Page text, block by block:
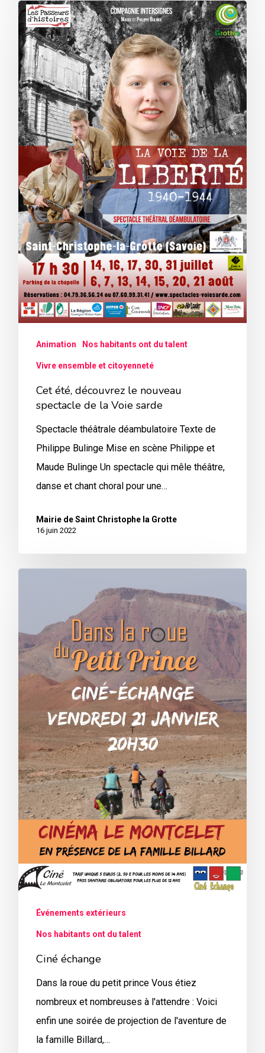
Animation Nos habitants ont du talent
Vivre ensemble et citoyenneté
Cet été, découvrez le nouveau
spectacle de la Voie sarde
Spectacle théâtrale déambulatoire Texte de
Philippe Bulinge Mise en scène Philippe et
Maude Bulinge Un spectacle qui mêle théâtre,
danse et chant choral pour une…
Mairie de Saint Christophe la Grotte
16 juin 2022
Événements extérieurs
Nos habitants ont du talent
Ciné échange
Dans la roue du petit prince Vous étiez
nombreux et nombreuses à l'attendre : Voici
enfin une soirée de projection de l'aventure de
la famille Billard,…